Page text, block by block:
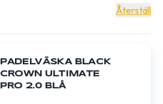
PADELVÄSKA BLACK
CROWN ULTIMATE
PRO 2.0 BLÅ
Återställ